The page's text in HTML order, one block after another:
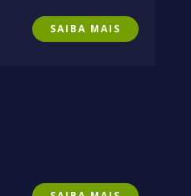
SAIBA MAIS